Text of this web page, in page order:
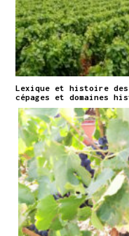
Lexique et histoire
cépages et domaines